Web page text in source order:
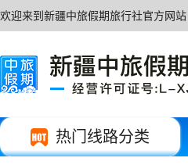
欢迎来到新疆中旅假期旅行社官方网站
热门线路分类